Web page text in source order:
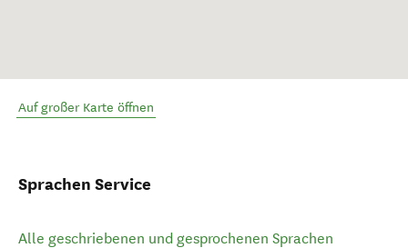
Auf großer Karte öffnen
Sprachen Service
Alle geschriebenen und gesprochenen Sprachen